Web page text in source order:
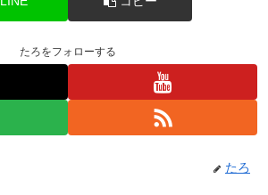
たろをフォローする
たろ